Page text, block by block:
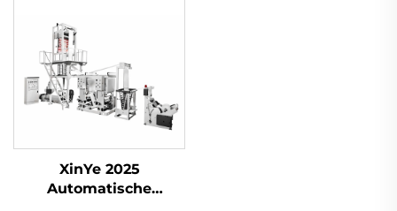
XinYe 2025
Automatische